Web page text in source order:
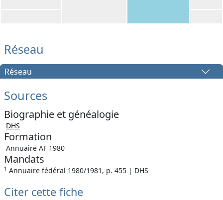
Réseau
Réseau
Sources
Biographie et généalogie
DHS
Formation
Annuaire AF 1980
Mandats
1 Annuaire fédéral 1980/1981, p. 455 | DHS
Citer cette fiche